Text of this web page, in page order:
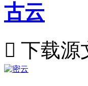
古云
 下载源